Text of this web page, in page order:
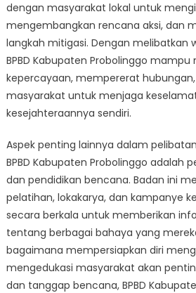
dengan masyarakat lokal untuk
mengembangkan rencana aksi, dan
langkah mitigasi. Dengan melibatkan
BPBD Kabupaten Probolinggo
kepercayaan, mempererat
masyarakat untuk menjaga
kesejahteraannya sendiri.
Aspek penting lainnya dalam
BPBD Kabupaten Probolinggo adalah
dan pendidikan bencana. Badan ini
pelatihan, lokakarya, dan kampanye
secara berkala untuk memberikan
tentang berbagai bahaya yang
bagaimana mempersiapkan diri
mengedukasi masyarakat akan
dan tanggap bencana, BPBD